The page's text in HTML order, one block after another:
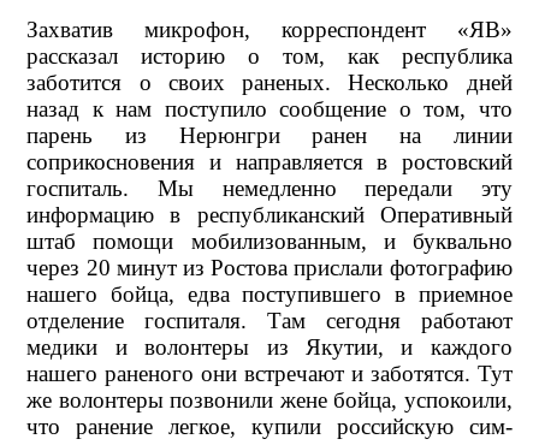
Захватив микрофон, корреспондент «ЯВ»
рассказал историю о том, как республика
заботится о своих раненых. Несколько дней
назад к нам поступило сообщение о том, что
парень из Нерюнгри ранен на линии
соприкосновения и направляется в ростовский
госпиталь. Мы немедленно передали эту
информацию в республиканский Оперативный
штаб помощи мобилизованным, и буквально
через 20 минут из Ростова прислали фотографию
нашего бойца, едва поступившего в приемное
отделение госпиталя. Там сегодня работают
медики и волонтеры из Якутии, и каждого
нашего раненого они встречают и заботятся. Тут
же волонтеры позвонили жене бойца, успокоили,
что ранение легкое, купили российскую сим-